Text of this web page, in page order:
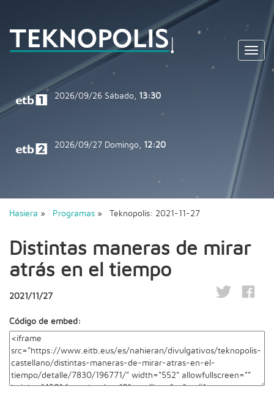
2026/09/26 Sábado, 13:30
2026/09/27 Domingo, 12:20
Hasiera » Programas » Teknopolis: 2021-11-27
Distintas maneras de mirar
atrás en el tiempo
2021/11/27
Código de embed: